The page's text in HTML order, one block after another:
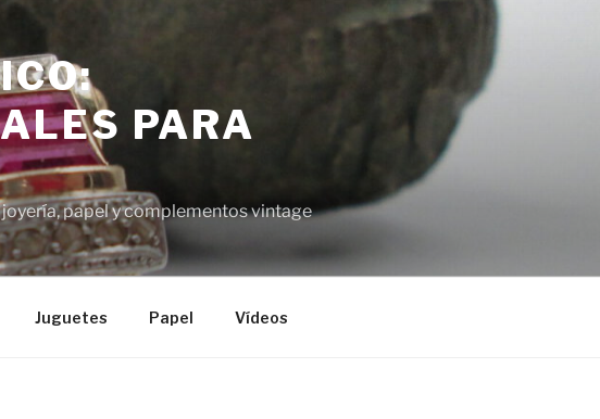
PARA
papel y complementos vintage
Juguetes Papel Vídeos